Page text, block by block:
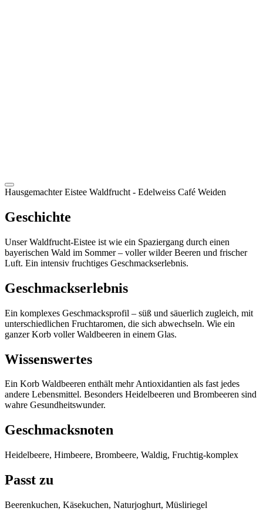
Hausgemachter Eistee Waldfrucht - Edelweiss Café Weiden
Geschichte
Unser Waldfrucht-Eistee ist wie ein Spaziergang durch einen
bayerischen Wald im Sommer – voller wilder Beeren und frischer
Luft. Ein intensiv fruchtiges Geschmackserlebnis.
Geschmackserlebnis
Ein komplexes Geschmacksprofil – süß und säuerlich zugleich, mit
unterschiedlichen Fruchtaromen, die sich abwechseln. Wie ein
ganzer Korb voller Waldbeeren in einem Glas.
Wissenswertes
Ein Korb Waldbeeren enthält mehr Antioxidantien als fast jedes
andere Lebensmittel. Besonders Heidelbeeren und Brombeeren sind
wahre Gesundheitswunder.
Geschmacksnoten
Heidelbeere, Himbeere, Brombeere, Waldig, Fruchtig-komplex
Passt zu
Beerenkuchen, Käsekuchen, Naturjoghurt, Müsliriegel